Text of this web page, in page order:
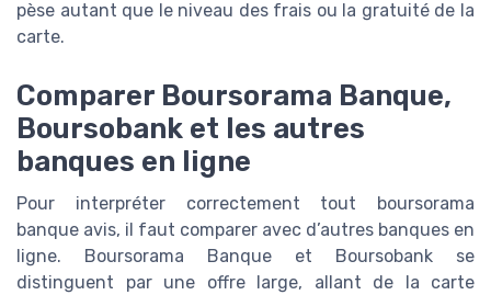
pèse autant que le niveau des frais ou la gratuité de la
carte.
Comparer Boursorama Banque,
Boursobank et les autres
banques en ligne
Pour interpréter correctement tout boursorama
banque avis, il faut comparer avec d’autres banques en
ligne. Boursorama Banque et Boursobank se
distinguent par une offre large, allant de la carte